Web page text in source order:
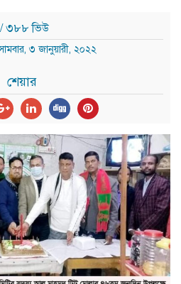
/ ৩৮৮ ভিউ
৩ জানুয়ারী, ২০২২
শেয়ার